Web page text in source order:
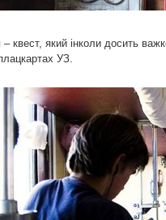
– квест, який інколи досить
УЗ.